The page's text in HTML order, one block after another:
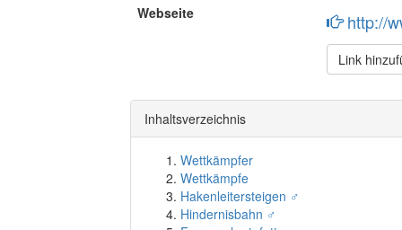
Webseite
http://
Link
Inhaltsverzeichnis
Wettkämpfer
Wettkämpfe
Hakenleitersteigen ♂
Hindernisbahn ♂